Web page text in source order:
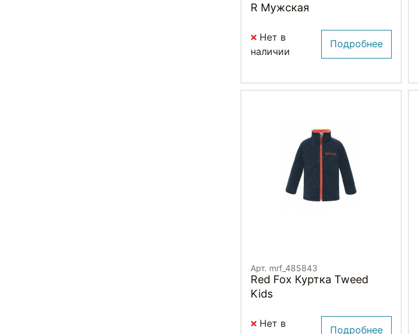
R Мужская
Нет в
наличии
Подробнее
Арт. mrf_485843
Red Fox Куртка Tweed
Kids
Нет в
Подробнее